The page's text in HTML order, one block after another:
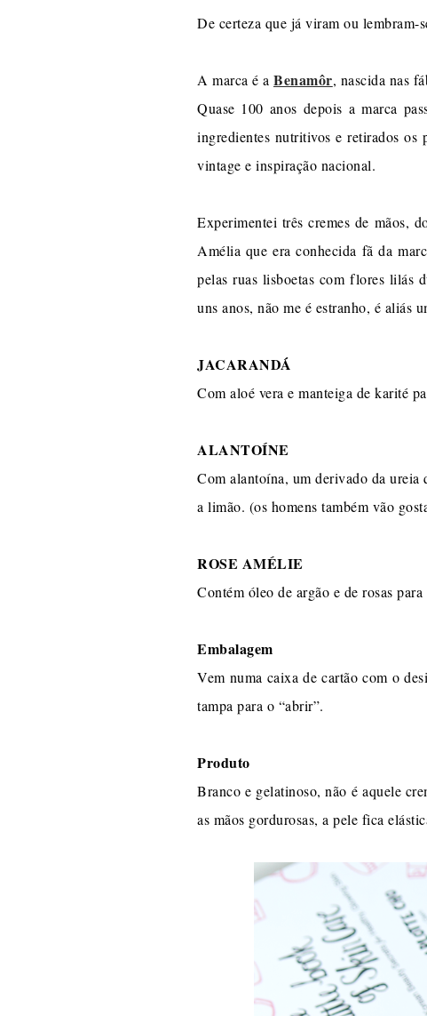
De certeza que já viram ou lembram-
A marca é a Benamôr, nascida nas
Quase 100 anos depois a marca
ingredientes nutritivos e retirados os
vintage e inspiração nacional.
Experimentei três cremes de mãos,
Amélia que era conhecida fã da
pelas ruas lisboetas com flores lilás
uns anos, não me é estranho, é aliás
JACARANDÁ
Com aloé vera e manteiga de karité
ALANTOÍNE
Com alantoína, um derivado da ureia
a limão. (os homens também vão
ROSE AMÉLIE
Contém óleo de argão e de rosas
Embalagem
Vem numa caixa de cartão com o
tampa para o “abrir”.
Produto
Branco e gelatinoso, não é aquele
as mãos gordurosas, a pele fica